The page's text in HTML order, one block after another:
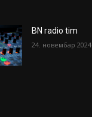
BN radio tim
24. новембар 2024.